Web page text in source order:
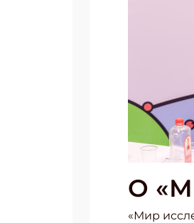
О
«Мир